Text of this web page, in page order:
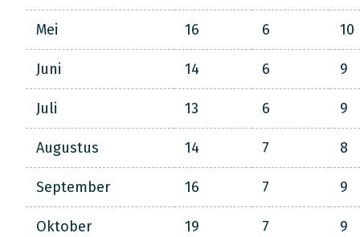
Mei 16 6 10
Juni 14 6 9
Juli 13 6 9
Augustus 14 7 8
September 16 7 9
Oktober 19 7 9